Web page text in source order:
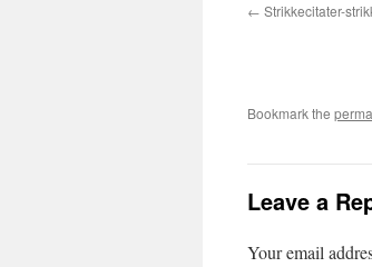
Strikkecitater-
Bookmark the
Leave a
Your email